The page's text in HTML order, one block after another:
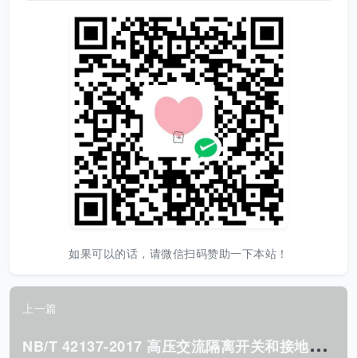
如果可以的话，请微信扫码赞助一下本站！
上一篇
N
B/T 42137-2017 高压交流隔离开关和接地开关试验导则.pdf